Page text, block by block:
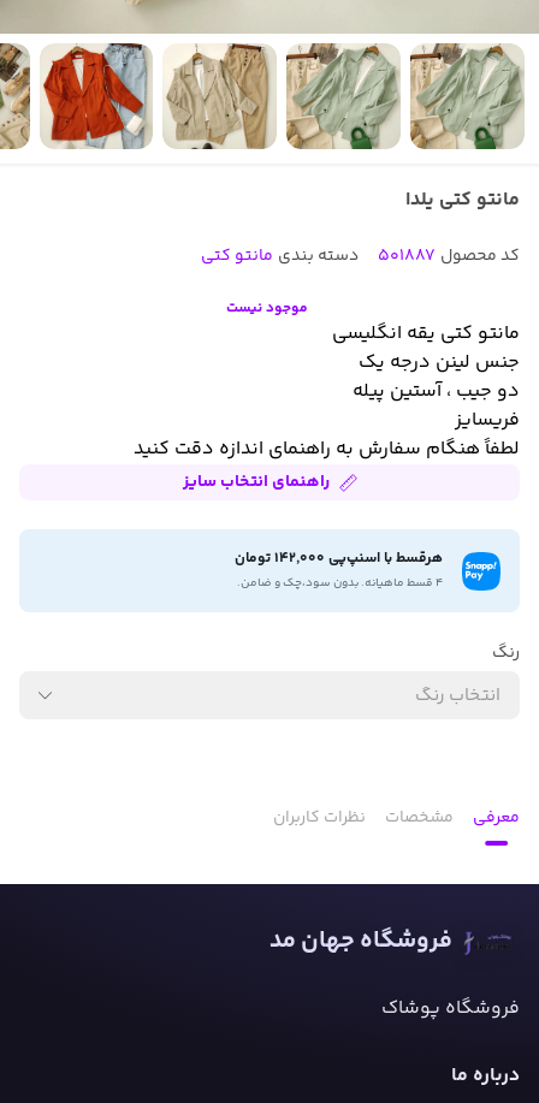
مانتو کتی یلدا
کد محصول 501887 دسته بندی مانتو کتی
موجود نیست
مانتو کتی یقه انگلیسی
جنس لینن درجه یک
دو جیب ، آستین پیله
فریسایز
لطفاً هنگام سفارش به راهنمای اندازه دقت کنید
راهنمای انتخاب سایز
هرقسط با اسنپ‌پی 142,000 تومان
۴ قسط ماهیانه. بدون سود،چک و ضامن.
رنگ
انتخاب رنگ
معرفی مشخصات نظرات کاربران
فروشگاه جهان مد
فروشگاه پوشاک
درباره ما